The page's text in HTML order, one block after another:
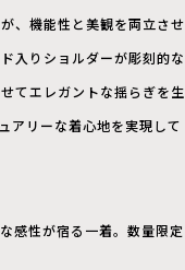
、機能性と美観を両立させ
入りショルダーが彫刻的な
てエレガントな揺らぎを生
アリーな着心地を実現して
感性が宿る一着。数量限定